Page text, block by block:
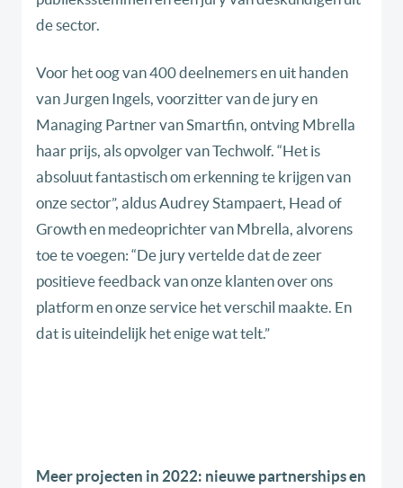
de sector.
Voor het oog van 400 deelnemers en uit handen
van Jurgen Ingels, voorzitter van de jury en
Managing Partner van Smartfin, ontving Mbrella
haar prijs, als opvolger van Techwolf. “Het is
absoluut fantastisch om erkenning te krijgen van
onze sector”, aldus Audrey Stampaert, Head of
Growth en medeoprichter van Mbrella, alvorens
toe te voegen: “De jury vertelde dat de zeer
positieve feedback van onze klanten over ons
platform en onze service het verschil maakte. En
dat is uiteindelijk het enige wat telt.”
Meer projecten in 2022: nieuwe partnerships en